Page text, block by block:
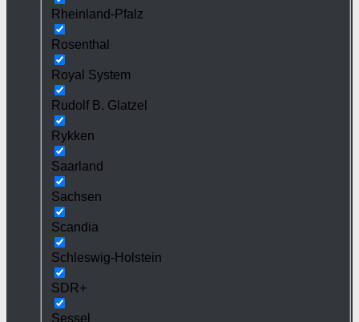
Rheinland-Pfalz
Rosenthal
Royal System
Rudolf B. Glatzel
Rykken
Saarland
Sachsen
Scandia
Schleswig-Holstein
SDR+
Sessel